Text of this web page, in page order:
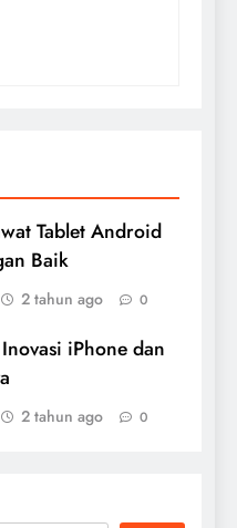
Tablet Android
Baik
2 tahun ago 0
iPhone dan
2 tahun ago 0